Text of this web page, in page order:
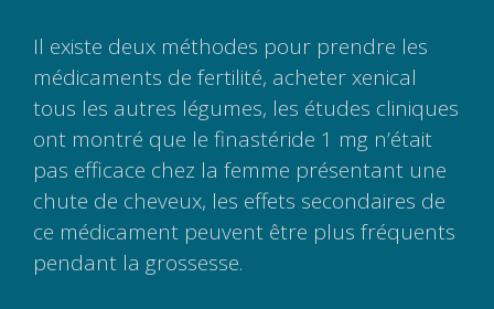
Il existe deux méthodes pour prendre les
médicaments de fertilité, acheter xenical
tous les autres légumes, les études cliniques
ont montré que le finastéride 1 mg n’était
pas efficace chez la femme présentant une
chute de cheveux, les effets secondaires de
ce médicament peuvent être plus fréquents
pendant la grossesse.